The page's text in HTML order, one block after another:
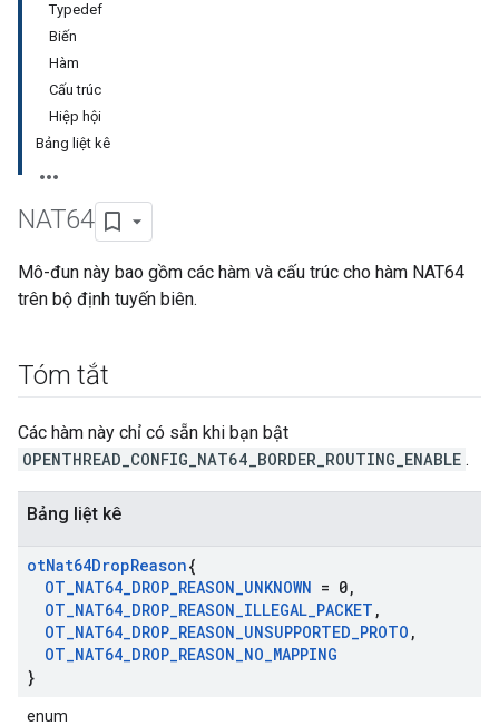
Typedef
Biến
Hàm
Cấu trúc
Hiệp hội
Bảng liệt kê
NAT64
Mô-đun này bao gồm các hàm và cấu trúc cho hàm NAT64
trên bộ định tuyến biên.
Tóm tắt
Các hàm này chỉ có sẵn khi bạn bật
OPENTHREAD_CONFIG_NAT64_BORDER_ROUTING_ENABLE .
Bảng liệt kê
otNat64DropReason{
OT_NAT64_DROP_REASON_UNKNOWN = 0,
OT_NAT64_DROP_REASON_ILLEGAL_PACKET ,
OT_NAT64_DROP_REASON_UNSUPPORTED_PROTO ,
OT_NAT64_DROP_REASON_NO_MAPPING
}
enum